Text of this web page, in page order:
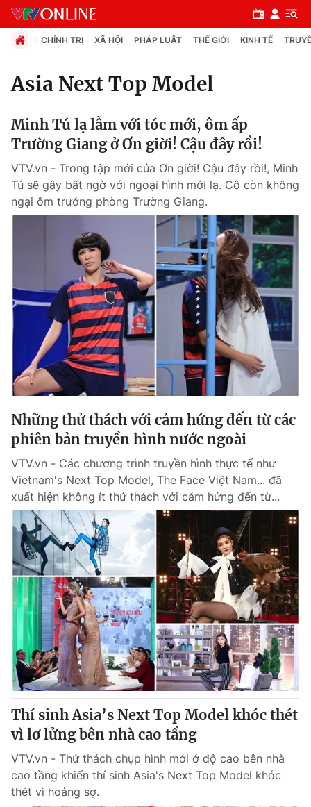
Chuyên mục
Chính trị
Xã hội
Pháp luật
Thế giới
Tin tức
Thế giới đó đây
Câu chuyện quốc tế
Kinh tế
Tài chính
Thị trường
Góc doanh nghiệp
Dữ liệu và đời sống
Truyền hình
Phim VTV
Hậu trường
Nhân vật
Khán giả
Giải sao mai
Giải trí
Điện ảnh
Âm nhạc
Sao
Đời sống
Du lịch
Làm đẹp
Chất lượng cuộc sống
Giáo dục
Tuyển sinh
Học trực tuyến
Công nghệ
Hitech Công nghệ tương lai
Sản phẩm
Thị trường
Tư vấn
Giao lưu trực tuyến
Lịch phát sóng
Chuyên mục khác
Emagazine Podcast
Photo Infographic
CHÍNH TRỊ XÃ HỘI PHÁP LUẬT THẾ GIỚI KINH TẾ
Asia Next Top Model
Minh Tú lạ lẫm với tóc mới, ôm ấp
Trường Giang ở Ơn giời! Cậu đây rồi!
VTV.vn - Trong tập mới của Ơn giời! Cậu đây rồi!, Minh
Tú sẽ gây bất ngờ với ngoại hình mới lạ. Cô còn không
ngại ôm trưởng phòng Trường Giang.
Những thử thách với cảm hứng đến từ các
phiên bản truyền hình nước ngoài
VTV.vn - Các chương trình truyền hình thực tế như
Vietnam's Next Top Model, The Face Việt Nam... đã
xuất hiện không ít thử thách với cảm hứng đến từ...
Thí sinh Asia’s Next Top Model khóc thét
vì lơ lửng bên nhà cao tầng
VTV.vn - Thử thách chụp hình mới ở độ cao bên nhà
cao tầng khiến thí sinh Asia's Next Top Model khóc
thét vì hoảng sợ.